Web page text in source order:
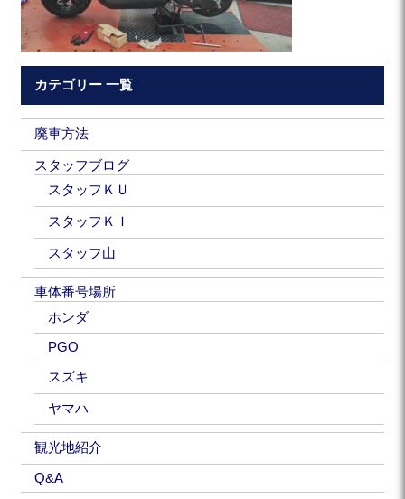
カテゴリー 一覧
廃車方法
スタッフブログ
スタッフＫＵ
スタッフＫＩ
スタッフ山
車体番号場所
ホンダ
PGO
スズキ
ヤマハ
観光地紹介
Q&A